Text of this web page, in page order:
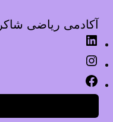
آکادمی ریاضی